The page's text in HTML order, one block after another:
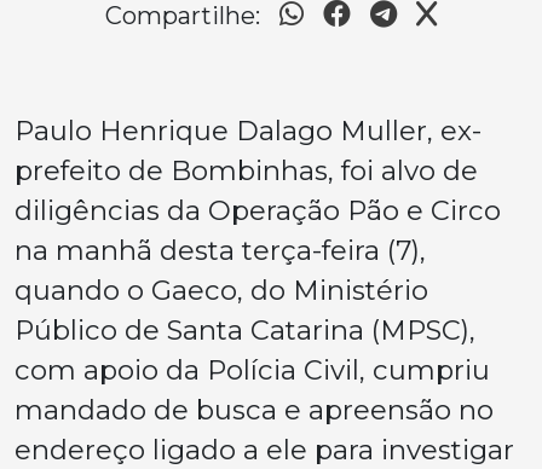
Compartilhe:
Paulo Henrique Dalago Muller, ex-
prefeito de Bombinhas, foi alvo de
diligências da Operação Pão e Circo
na manhã desta terça-feira (7),
quando o Gaeco, do Ministério
Público de Santa Catarina (MPSC),
com apoio da Polícia Civil, cumpriu
mandado de busca e apreensão no
endereço ligado a ele para investigar